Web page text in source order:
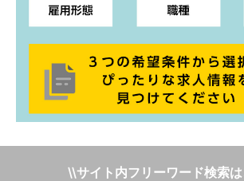
\\サイト内フリーワード検索